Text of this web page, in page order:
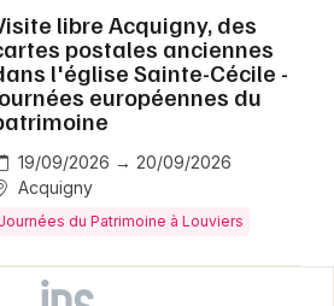
libre Acquigny, des
postales anciennes
l'église Sainte-Cécile -
européennes du
19/09/2026 → 20/09/2026
Acquigny
Journées du Patrimoine à Louviers